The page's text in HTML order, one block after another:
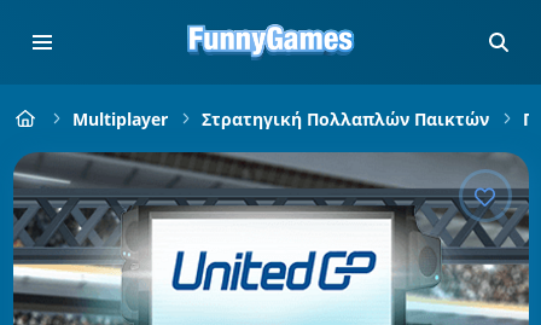
Multiplayer Στρατηγική Πολλαπλών Παικτών